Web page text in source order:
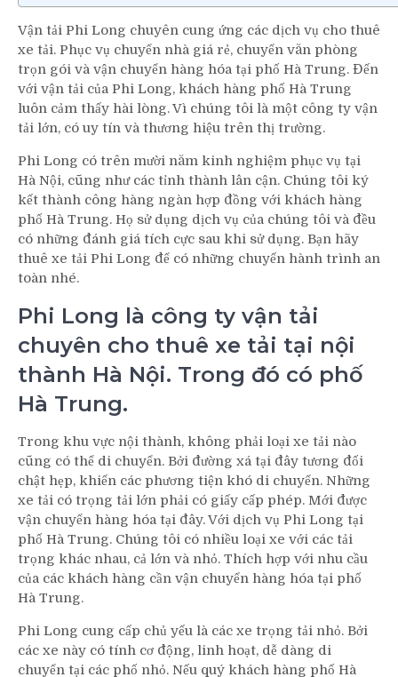
Vận tải Phi Long chuyên cung ứng các dịch vụ cho thuê
xe tải. Phục vụ chuyển nhà giá rẻ, chuyển văn phòng
trọn gói và vận chuyển hàng hóa tại phố Hà Trung. Đến
với vận tải của Phi Long, khách hàng phố Hà Trung
luôn cảm thấy hài lòng. Vì chúng tôi là một công ty vận
tải lớn, có uy tín và thương hiệu trên thị trường.
Phi Long có trên mười năm kinh nghiệm phục vụ tại
Hà Nội, cũng như các tỉnh thành lân cận. Chúng tôi ký
kết thành công hàng ngàn hợp đồng với khách hàng
phố Hà Trung. Họ sử dụng dịch vụ của chúng tôi và đều
có những đánh giá tích cực sau khi sử dụng. Bạn hãy
thuê xe tải Phi Long để có những chuyến hành trình an
toàn nhé.
Phi Long là công ty vận tải
chuyên cho thuê xe tải tại nội
thành Hà Nội. Trong đó có phố
Hà Trung.
Trong khu vực nội thành, không phải loại xe tải nào
cũng có thể di chuyển. Bởi đường xá tại đây tương đối
chật hẹp, khiến các phương tiện khó di chuyển. Những
xe tải có trọng tải lớn phải có giấy cấp phép. Mới được
vận chuyển hàng hóa tại đây. Với dịch vụ Phi Long tại
phố Hà Trung. Chúng tôi có nhiều loại xe với các tải
trọng khác nhau, cả lớn và nhỏ. Thích hợp với nhu cầu
của các khách hàng cần vận chuyển hàng hóa tại phố
Hà Trung.
Phi Long cung cấp chủ yếu là các xe trọng tải nhỏ. Bởi
các xe này có tính cơ động, linh hoạt, dễ dàng di
chuyển tại các phố nhỏ. Nếu quý khách hàng phố Hà